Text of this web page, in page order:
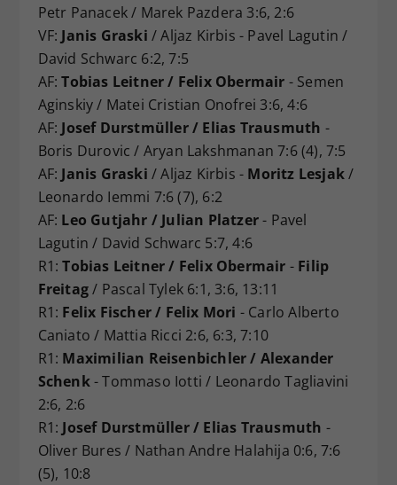
Petr Panacek / Marek Pazdera 3:6, 2:6
VF: Janis Graski / Aljaz Kirbis - Pavel Lagutin /
David Schwarc 6:2, 7:5
AF:Tobias Leitner / Felix Obermair - Semen
Aginskiy / Matei Cristian Onofrei 3:6, 4:6
AF: Josef Durstmüller / Elias Trausmuth -
Boris Durovic / Aryan Lakshmanan 7:6 (4), 7:5
AF: Janis Graski / Aljaz Kirbis - Moritz Lesjak/
Leonardo Iemmi 7:6 (7), 6:2
AF: Leo Gutjahr / Julian Platzer- Pavel
Lagutin / David Schwarc 5:7, 4:6
R1:Tobias Leitner / Felix Obermair - Filip
Freitag/ Pascal Tylek 6:1, 3:6, 13:11
R1: Felix Fischer / Felix Mori - Carlo Alberto
Caniato / Mattia Ricci 2:6, 6:3, 7:10
R1: Maximilian Reisenbichler / Alexander
Schenk- Tommaso Iotti / Leonardo Tagliavini
2:6, 2:6
R1: Josef Durstmüller / Elias Trausmuth -
Oliver Bures / Nathan Andre Halahija 0:6, 7:6
(5), 10:8